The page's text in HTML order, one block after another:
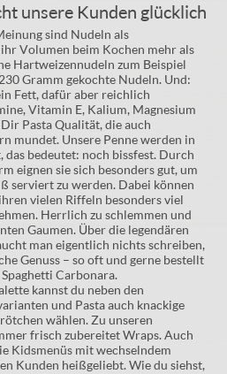
unsere Kunden glücklich
sind Nudeln als
Volumen beim Kochen mehr als
Hartweizennudeln zum Beispiel
Gramm gekochte Nudeln. Und:
Fett, dafür aber reichlich
Vitamin E, Kalium, Magnesium
Pasta Qualität, die auch
mundet. Unsere Penne werden in
das bedeutet: noch bissfest. Durch
eignen sie sich besonders gut, um
serviert zu werden. Dabei können
vielen Riffeln besonders viel
Herrlich zu schlemmen und
Gaumen. Über die legendären
man eigentlich nichts schreiben,
Genuss – so oft und gerne bestellt
Carbonara.
kannst du neben den
und Pasta auch knackige
wählen. Zu unseren
frisch zubereitet Wraps. Auch
Kidsmenüs mit wechselndem
Kunden heißgeliebt. Wie du siehst,